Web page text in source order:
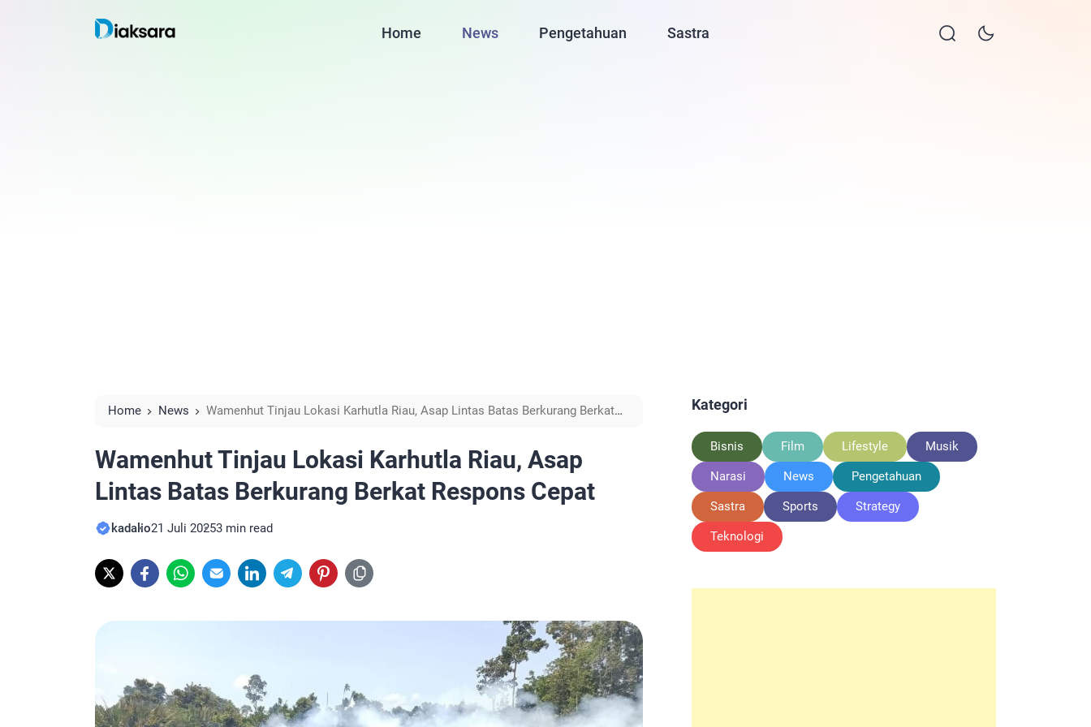
Home News Pengetahuan Sastra
Home News
Wamenhut Tinjau Lokasi Karhutla Riau, Asap Lintas Batas Berkurang Berkat
Wamenhut Tinjau Lokasi Karhutla Riau, Asap
Lintas Batas Berkurang Berkat Respons Cepat
kadalio21 Juli 20253 min read
Kategori
Bisnis Film Lifestyle Musik
Narasi News Pengetahuan
Sastra Sports Strategy
Teknologi